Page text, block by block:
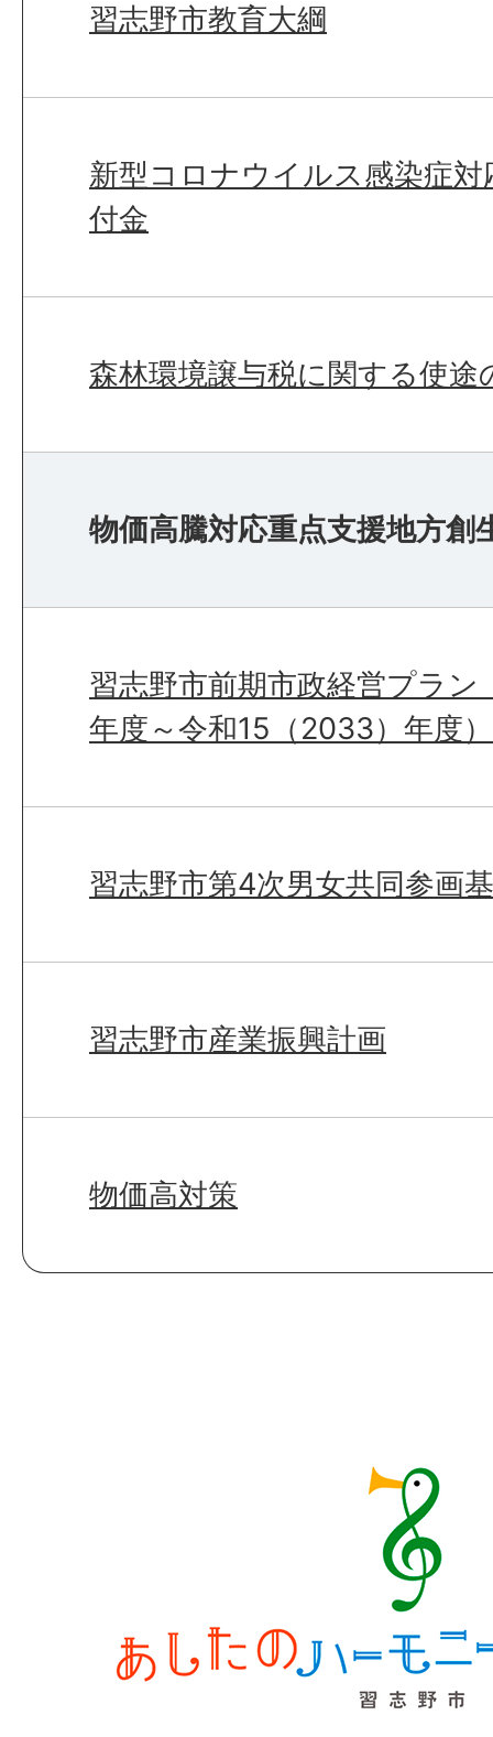
習志野市教育大綱
新型コロナウイルス感染症対
付金
森林環境譲与税に関する使途
物価高騰対応重点支援地方創
習志野市前期市政経営プラ
年度～令和15（2033）年度）
習志野市第4次男女共同参画
習志野市産業振興計画
物価高対策